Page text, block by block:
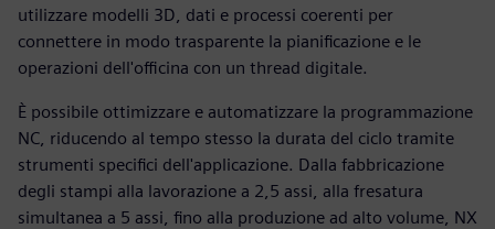
utilizzare modelli 3D, dati e processi coerenti per
connettere in modo trasparente la pianificazione e le
operazioni dell'officina con un thread digitale.
È possibile ottimizzare e automatizzare la programmazione
NC, riducendo al tempo stesso la durata del ciclo tramite
strumenti specifici dell'applicazione. Dalla fabbricazione
degli stampi alla lavorazione a 2,5 assi, alla fresatura
simultanea a 5 assi, fino alla produzione ad alto volume, NX